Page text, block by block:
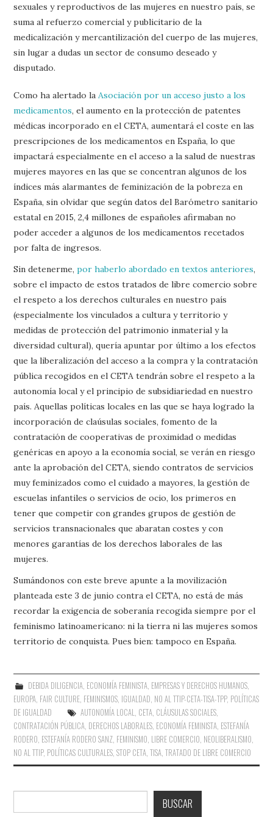
sexuales y reproductivos de las mujeres en nuestro país, se
suma al refuerzo comercial y publicitario de la
medicalización y mercantilización del cuerpo de las mujeres,
sin lugar a dudas un sector de consumo deseado y
disputado.
Como ha alertado la Asociación por un acceso justo a los
medicamentos, el aumento en la protección de patentes
médicas incorporado en el CETA, aumentará el coste en las
prescripciones de los medicamentos en España, lo que
impactará especialmente en el acceso a la salud de nuestras
mujeres mayores en las que se concentran algunos de los
índices más alarmantes de feminización de la pobreza en
España, sin olvidar que según datos del Barómetro sanitario
estatal en 2015, 2,4 millones de españoles afirmaban no
poder acceder a algunos de los medicamentos recetados
por falta de ingresos.
Sin detenerme,por haberlo abordado en textos anteriores,
sobre el impacto de estos tratados de libre comercio sobre
el respeto a los derechos culturales en nuestro país
(especialmente los vinculados a cultura y territorio y
medidas de protección del patrimonio inmaterial y la
diversidad cultural), quería apuntar por último a los efectos
que la liberalización del acceso a la compra y la contratación
pública recogidos en el CETA tendrán sobre el respeto a la
autonomía local y el principio de subsidiariedad en nuestro
país. Aquellas políticas locales en las que se haya logrado la
incorporación de claúsulas sociales, fomento de la
contratación de cooperativas de proximidad o medidas
genéricas en apoyo a la economía social, se verán en riesgo
ante la aprobación del CETA, siendo contratos de servicios
muy feminizados como el cuidado a mayores, la gestión de
escuelas infantiles o servicios de ocio, los primeros en
tener que competir con grandes grupos de gestión de
servicios transnacionales que abaratan costes y con
menores garantías de los derechos laborales de las
mujeres.
Sumándonos con este breve apunte a la movilización
planteada este 3 de junio contra el CETA, no está de más
recordar la exigencia de soberanía recogida siempre por el
feminismo latinoamericano: ni la tierra ni las mujeres somos
territorio de conquista. Pues bien: tampoco en España.
DEBIDA DILIGENCIA, ECONOMÍA FEMINISTA, EMPRESAS Y DERECHOS HUMANOS,
EUROPA FAIR CULTURE FEMINISMOS IGUALDAD NO AL TTIP-CETA-TISA-TPP, POLÍTICAS
DE IGUALDAD
AUTONOMÍA LOCAL CETA, CLÁUSULAS SOCIALES,
CONTRATACIÓN PÚBLICA DERECHOS LABORALES ECONOMÍA FEMINISTA ESTEFANÍA
RODERO ESTEFANÍA RODERO SANZ FEMINISMO LIBRE COMERCIO NEOLIBERALISMO
NO AL TTIP, POLÍTICAS CULTURALES ,STOP CETA ,TISA ,TRATADO DE LIBRE COMERCIO
BUSCAR